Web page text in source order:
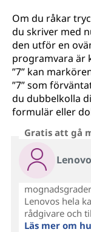
Om du råkar
du skriver med
den utför en
programvara är
”7” kan
”7” som
du dubbelkolla
formulär eller
Gratis att gå
Lenovos hela
rådgivare och
Läs mer om